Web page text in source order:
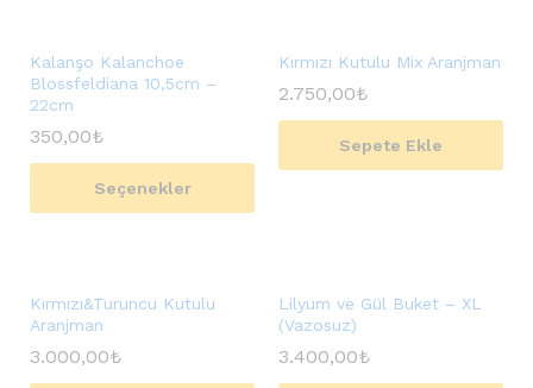
Kalanşo Kalanchoe
Blossfeldiana 10,5cm –
22cm
350,00₺
Seçenekler
Kırmızı Kutulu Mix Aranjman
2.750,00₺
Sepete Ekle
Kırmızı&Turuncu Kutulu
Aranjman
3.000,00₺
Lilyum ve Gül Buket – XL
(Vazosuz)
3.400,00₺